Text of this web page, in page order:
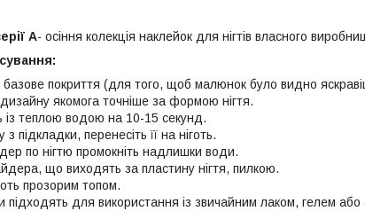
A- осіння колекція наклейок для нігтів власного
базове покриття (для того, щоб малюнок було видно
якомога точніше за формою нігтя.
із теплою водою на 10-15 секунд.
підкладки, перенесіть її на ніготь.
по нігтю промокніть надлишки води.
що виходять за пластину нігтя, пилкою.
прозорим топом.
для використання із звичайним лаком, гелем